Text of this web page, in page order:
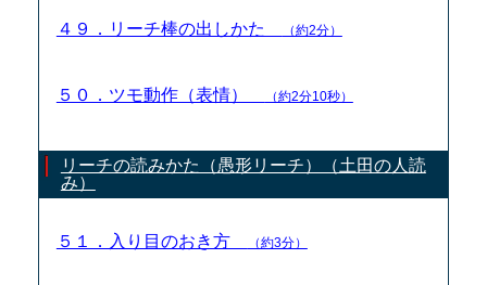
４９．リーチ棒の出しかた （約2分）
５０．ツモ動作（表情） （約2分10秒）
リーチの読みかた（愚形リーチ）（土田の人読
み）
５１．入り目のおき方 （約3分）